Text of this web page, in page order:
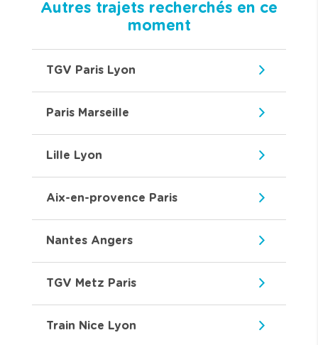
Autres trajets recherchés en ce
moment
TGV Paris Lyon
Paris Marseille
Lille Lyon
Aix-en-provence Paris
Nantes Angers
TGV Metz Paris
Train Nice Lyon